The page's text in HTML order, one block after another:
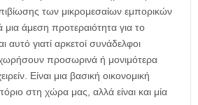
των μικρομεσαίων εμπορικών
μια άμεση προτεραιότητα για το
αυτό γιατί αρκετοί συνάδελφοι
προσωρινά ή μονιμότερα
Είναι μια βασική οικονομική
στη χώρα μας, αλλά είναι και μία